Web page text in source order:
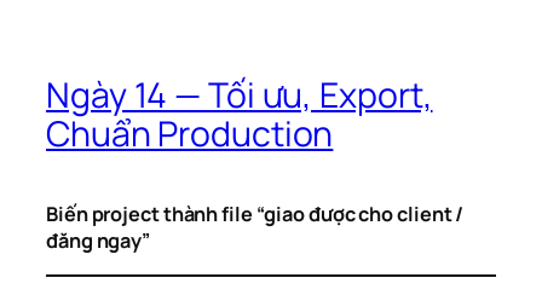
Ngày 14 — Tối ưu, Export,
Chuẩn Production
Biến project thành file “giao được cho client /
đăng ngay”